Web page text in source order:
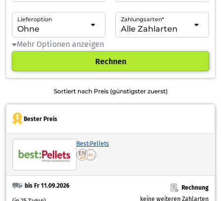
Lieferoption Zahlungsarten*
Mehr Optionen anzeigen
Rechnen
Sortiert nach Preis (günstigster zuerst)
Bester Preis
Best:Pellets
bis Fr 11.09.2026
Rechnung
keine weiteren Zahlarten